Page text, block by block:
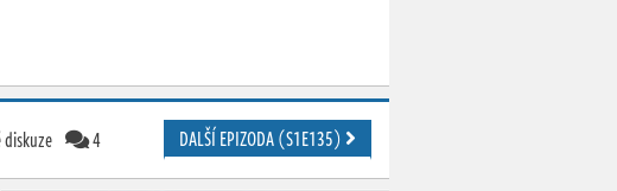
4 DALŠÍ EPIZODA (S1E135)